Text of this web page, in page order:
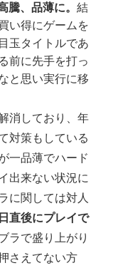
騰、品薄に。 結
い得にゲームを
玉タイトルであ
前に先手を打っ
と思い実行に移
消しており、年
対策もしている
一品薄でハード
出来ない状況に
に関しては対人
直後にプレイで
ラで盛り上がり
さえてない方